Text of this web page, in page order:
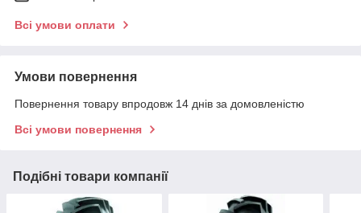
Всі умови оплати
Умови повернення
Повернення товару впродовж 14 днів за домовленістю
Всі умови повернення
Подібні товари компанії